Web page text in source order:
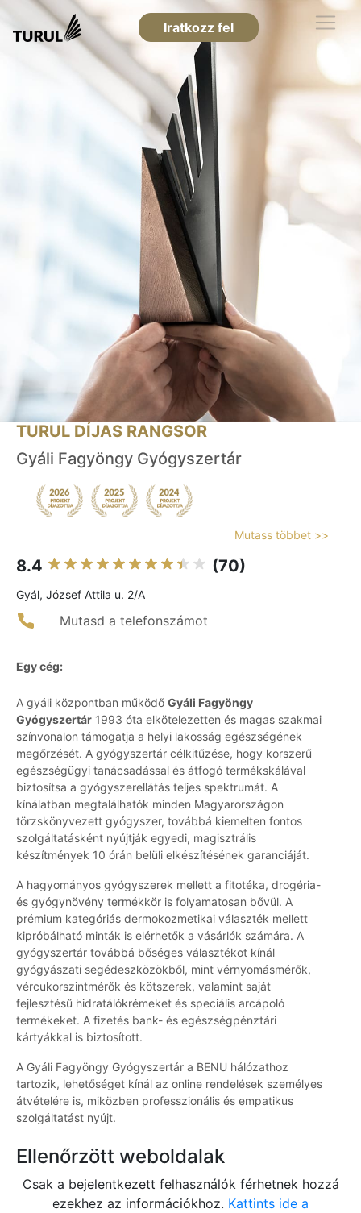
Iratkozz fel
TURUL DÍJAS RANGSOR
Gyáli Fagyöngy Gyógyszertár
Mutass többet >>
8.4 (70)
Gyál, József Attila u. 2/A
Mutasd a telefonszámot
Egy cég:
A gyáli központban működő Gyáli Fagyöngy
Gyógyszertár 1993 óta elkötelezetten és magas szakmai
színvonalon támogatja a helyi lakosság egészségének
megőrzését. A gyógyszertár célkitűzése, hogy korszerű
egészségügyi tanácsadással és átfogó termékskálával
biztosítsa a gyógyszerellátás teljes spektrumát. A
kínálatban megtalálhatók minden Magyarországon
törzskönyvezett gyógyszer, továbbá kiemelten fontos
szolgáltatásként nyújtják egyedi, magisztrális
készítmények 10 órán belüli elkészítésének garanciáját.
A hagyományos gyógyszerek mellett a fitotéka, drogéria-
és gyógynövény termékkör is folyamatosan bővül. A
prémium kategóriás dermokozmetikai választék mellett
kipróbálható minták is elérhetők a vásárlók számára. A
gyógyszertár továbbá bőséges választékot kínál
gyógyászati segédeszközökből, mint vérnyomásmérők,
vércukorszintmérők és kötszerek, valamint saját
fejlesztésű hidratálókrémeket és speciális arcápoló
termékeket. A fizetés bank- és egészségpénztári
kártyákkal is biztosított.
A Gyáli Fagyöngy Gyógyszertár a BENU hálózathoz
tartozik, lehetőséget kínál az online rendelések személyes
átvételére is, miközben professzionális és empatikus
szolgáltatást nyújt.
Ellenőrzött weboldalak
Csak a bejelentkezett felhasználók férhetnek hozzá
ezekhez az információkhoz. Kattints ide a